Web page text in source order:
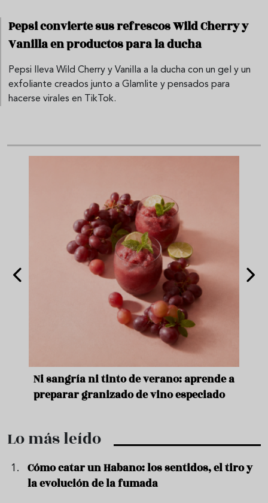
Pepsi convierte sus refrescos Wild Cherry y
Vanilla en productos para la ducha
Pepsi lleva Wild Cherry y Vanilla a la ducha con un gel y un
exfoliante creados junto a Glamlite y pensados para
hacerse virales en TikTok.
Ni sangría ni tinto de verano: aprende a
preparar granizado de vino especiado
Lo más leído
Cómo catar un Habano: los sentidos, el tiro y
la evolución de la fumada